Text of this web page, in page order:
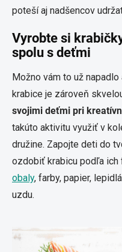
poteší aj nadšencov
Vyrobte si
spolu s deťmi
Možno vám to už
krabice je zároveň
svojimi deťmi pri
takúto aktivitu využiť v
družine. Zapojte deti do
ozdobiť krabicu podľa ich
obaly, farby, papier,
uzdu.